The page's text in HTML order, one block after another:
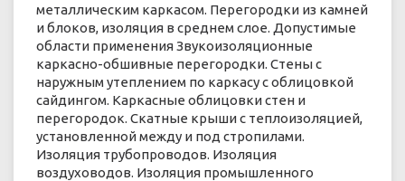
металлическим каркасом. Перегородки из камней
и блоков, изоляция в среднем слое. Допустимые
области применения Звукоизоляционные
каркасно-обшивные перегородки. Стены с
наружным утеплением по каркасу с облицовкой
сайдингом. Каркасные облицовки стен и
перегородок. Скатные крыши с теплоизоляцией,
установленной между и под стропилами.
Изоляция трубопроводов. Изоляция
воздуховодов. Изоляция промышленного